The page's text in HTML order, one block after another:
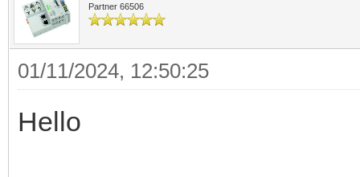
Partner 66506
01/11/2024, 12:50:25
Hello